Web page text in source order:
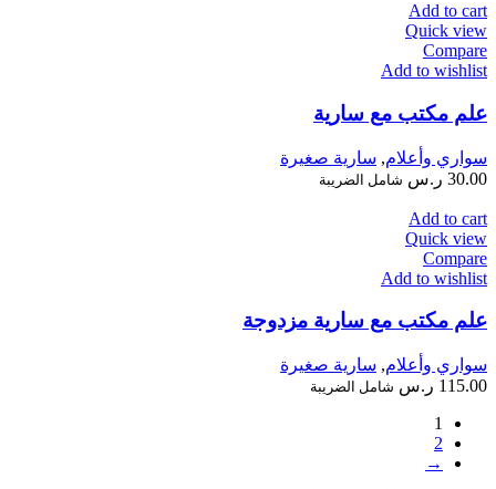
Add to cart
Quick view
Compare
Add to wishlist
علم مكتب مع سارية
سواري وأعلام, سارية صغيرة
30.00 ر.س شامل الضريبة
Add to cart
Quick view
Compare
Add to wishlist
علم مكتب مع سارية مزدوجة
سواري وأعلام, سارية صغيرة
115.00 ر.س شامل الضريبة
1
2
→